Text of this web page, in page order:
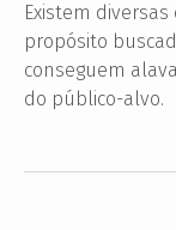
Existem
propósito
conseguem
do público-alvo.